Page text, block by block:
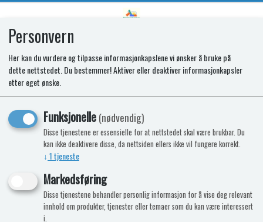
Grill O-Grill Piknik 500 Sort
Nyhet
Personvern
Her kan du vurdere og tilpasse informasjonkapslene vi ønsker å bruke på
dette nettstedet. Du bestemmer! Aktiver eller deaktiver informasjonkapsler
etter eget ønske.
Funksjonelle(nødvendig)
Disse tjenestene er essensielle for at nettstedet skal være brukbar. Du
kan ikke deaktivere disse, da nettsiden ellers ikke vil fungere korrekt.
↓ 1tjeneste
Markedsføring
Disse tjenestene behandler personlig informasjon for å vise deg relevant
innhold om produkter, tjenester eller temaer som du kan være interessert
i.